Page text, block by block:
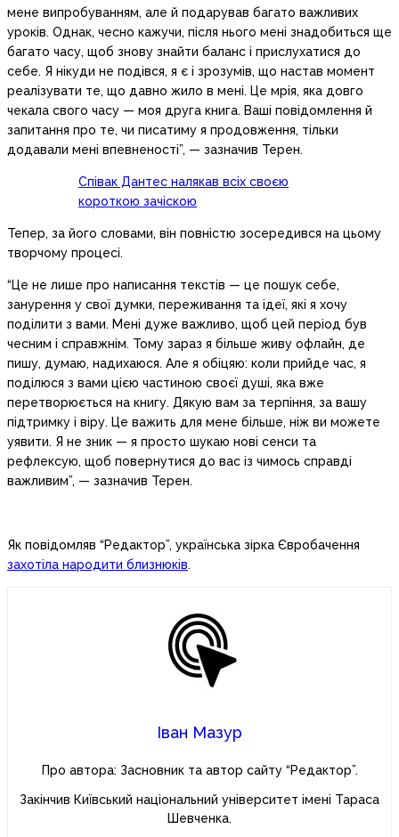
мене випробуванням, але й подарував багато важливих
уроків. Однак, чесно кажучи, після нього мені знадобиться ще
багато часу, щоб знову знайти баланс і прислухатися до
себе. Я нікуди не подівся, я є і зрозумів, що настав момент
реалізувати те, що давно жило в мені. Це мрія, яка довго
чекала свого часу — моя друга книга. Ваші повідомлення й
запитання про те, чи писатиму я продовження, тільки
додавали мені впевненості”, — зазначив Терен.
Співак Дантес налякав всіх своєю
короткою зачіскою
Тепер, за його словами, він повністю зосередився на цьому
творчому процесі.
“Це не лише про написання текстів — це пошук себе,
занурення у свої думки, переживання та ідеї, які я хочу
поділити з вами. Мені дуже важливо, щоб цей період був
чесним і справжнім. Тому зараз я більше живу офлайн, де
пишу, думаю, надихаюся. Але я обіцяю: коли прийде час, я
поділюся з вами цією частиною своєї душі, яка вже
перетворюється на книгу. Дякую вам за терпіння, за вашу
підтримку і віру. Це важить для мене більше, ніж ви можете
уявити. Я не зник — я просто шукаю нові сенси та
рефлексую, щоб повернутися до вас із чимось справді
важливим”, — зазначив Терен.
Як повідомляв “Редактор”, українська зірка Євробачення
захотіла народити близнюків.
Іван Мазур
Про автора: Засновник та автор сайту “Редактор”.
Закінчив Київський національний університет імені Тараса
Шевченка.